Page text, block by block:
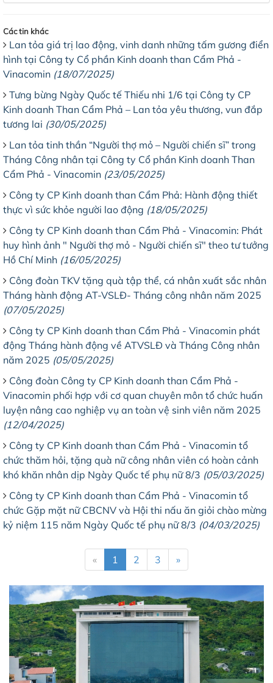
Các tin khác
Lan tỏa giá trị lao động, vinh danh những tấm gương điển
hình tại Công ty Cổ phần Kinh doanh than Cẩm Phả -
Vinacomin (18/07/2025)
Tưng bừng Ngày Quốc tế Thiếu nhi 1/6 tại Công ty CP
Kinh doanh Than Cẩm Phả – Lan tỏa yêu thương, vun đắp
tương lai (30/05/2025)
Lan tỏa tinh thần “Người thợ mỏ – Người chiến sĩ” trong
Tháng Công nhân tại Công ty Cổ phần Kinh doanh Than
Cẩm Phả - Vinacomin (23/05/2025)
Công ty CP Kinh doanh than Cẩm Phả: Hành động thiết
thực vì sức khỏe người lao động (18/05/2025)
Công ty CP Kinh doanh than Cẩm Phả - Vinacomin: Phát
huy hình ảnh " Người thợ mỏ - Người chiến sĩ" theo tư tưởng
Hồ Chí Minh (16/05/2025)
Công đoàn TKV tặng quà tập thể, cá nhân xuất sắc nhân
Tháng hành động AT-VSLĐ- Tháng công nhân năm 2025
(07/05/2025)
Công ty CP Kinh doanh than Cẩm Phả - Vinacomin phát
động Tháng hành động về ATVSLĐ và Tháng Công nhân
năm 2025 (05/05/2025)
Công đoàn Công ty CP Kinh doanh than Cẩm Phả -
Vinacomin phối hợp với cơ quan chuyên môn tổ chức huấn
luyện nâng cao nghiệp vụ an toàn vệ sinh viên năm 2025
(12/04/2025)
Công ty CP Kinh doanh than Cẩm Phả - Vinacomin tổ
chức thăm hỏi, tặng quà nữ công nhân viên có hoàn cảnh
khó khăn nhân dịp Ngày Quốc tế phụ nữ 8/3 (05/03/2025)
Công ty CP Kinh doanh than Cẩm Phả - Vinacomin tổ
chức Gặp mặt nữ CBCNV và Hội thi nấu ăn giỏi chào mừng
kỷ niệm 115 năm Ngày Quốc tế phụ nữ 8/3 (04/03/2025)
« 1 2 3 »